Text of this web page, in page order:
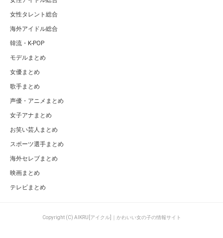
女性タレント総合
海外アイドル総合
韓流・K-POP
モデルまとめ
女優まとめ
歌手まとめ
声優・アニメまとめ
女子アナまとめ
お笑い芸人まとめ
スポーツ選手まとめ
海外セレブまとめ
映画まとめ
テレビまとめ
Copyright (C) AIKRU[アイクル]｜かわいい女の子の情報サイト